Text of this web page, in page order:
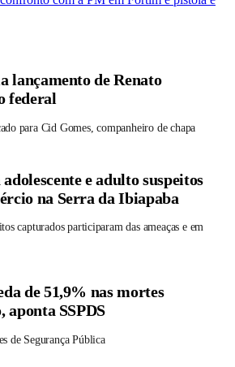
lançamento de Renato
federal
para Cid Gomes, companheiro de chapa
e adulto suspeitos
na Serra da Ibiapaba
capturados participaram das ameaças e em
de 51,9% nas mortes
aponta SSPDS
de Segurança Pública